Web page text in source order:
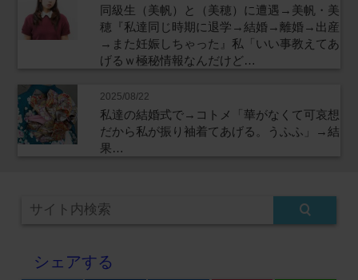
同級生（美帆）と（美穂）に遭遇→美帆・美
穂『私達同じ時期に退学→結婚→離婚→出産
→また妊娠しちゃった』私「いい事教えてあ
げるｗ極秘情報なんだけど…
2025/08/22
私達の結婚式で→コトメ「華がなくて可哀想
だから私が振り袖着てあげる。うふふ」→結
果…
シェアする